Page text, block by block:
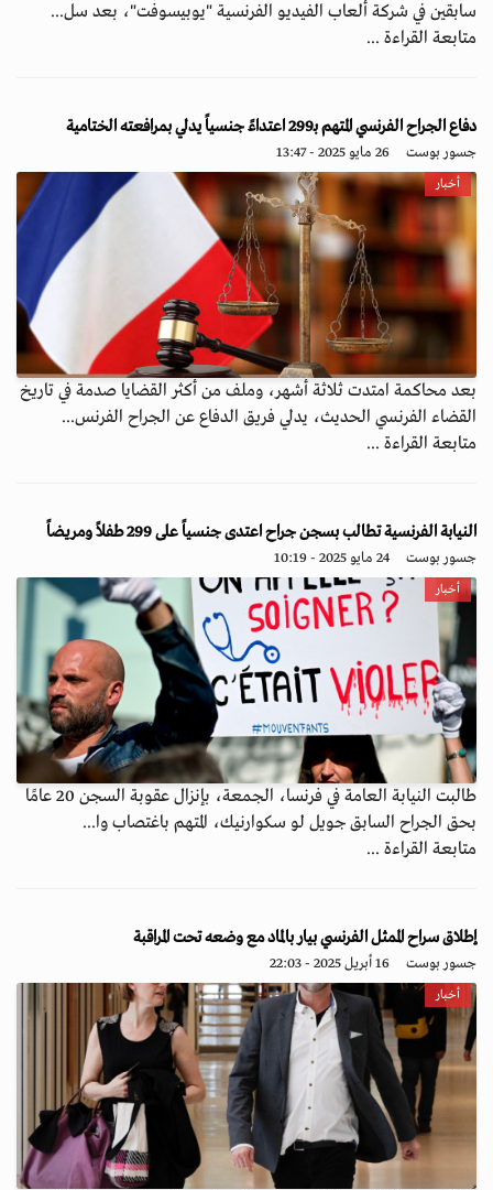
سابقين في شركة ألعاب الفيديو الفرنسية "يوبيسوفت"، بعد سل...
متابعة القراءة ...
دفاع الجراح الفرنسي المتهم بـ299 اعتداءً جنسياً يدلي بمرافعته الختامية
جسور بوست 26 مايو 2025 - 13:47
أخبار
بعد محاكمة امتدت ثلاثة أشهر، وملف من أكثر القضايا صدمة في تاريخ
القضاء الفرنسي الحديث، يدلي فريق الدفاع عن الجراح الفرنس...
متابعة القراءة ...
النيابة الفرنسية تطالب بسجن جراح اعتدى جنسياً على 299 طفلاً ومريضاً
جسور بوست 24 مايو 2025 - 10:19
أخبار
طالبت النيابة العامة في فرنسا، الجمعة، بإنزال عقوبة السجن 20 عامًا
بحق الجراح السابق جويل لو سكوارنيك، المتهم باغتصاب وا...
متابعة القراءة ...
إطلاق سراح الممثل الفرنسي بيار بالماد مع وضعه تحت المراقبة
جسور بوست 16 أبريل 2025 - 22:03
أخبار